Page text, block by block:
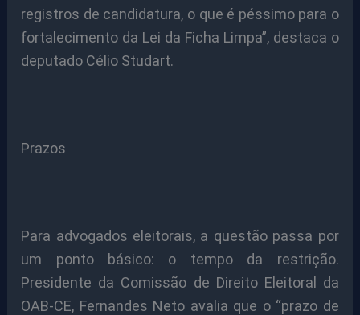
registros de candidatura, o que é péssimo para o
fortalecimento da Lei da Ficha Limpa”, destaca o
deputado Célio Studart.
Prazos
Para advogados eleitorais, a questão passa por
um ponto básico: o tempo da restrição.
Presidente da Comissão de Direito Eleitoral da
OAB-CE, Fernandes Neto avalia que o “prazo de